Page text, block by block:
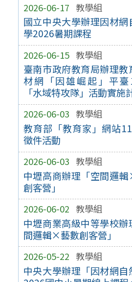
2026-06-17 教學組
國立中央大學辦理因材網
學2026暑期課程
2026-06-15 教學組
臺南市政府教育局辦理教
材網「因雄崛起」平臺
「水域特攻隊」活動實施
2026-06-03 教學組
教育部「教育家」網站
徵件活動
2026-06-03 教學組
中壢高商辦理「空間邏
創客營」
2026-06-02 教學組
中壢商業高級中等學校辦
間邏輯×藝數創客營」
2026-05-22 教學組
中央大學辦理「因材網自